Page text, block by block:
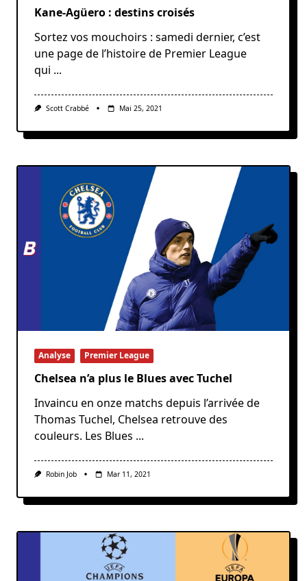
Kane-Agüero : destins croisés
Sortez vos mouchoirs : samedi dernier, c’est
une page de l’histoire de Premier League
qui ...
Scott Crabbé Mai 25, 2021
Analyse Premier League
Chelsea n’a plus le Blues avec Tuchel
Invaincu en onze matchs depuis l’arrivée de
Thomas Tuchel, Chelsea retrouve des
couleurs. Les Blues ...
Robin Job Mar 11, 2021